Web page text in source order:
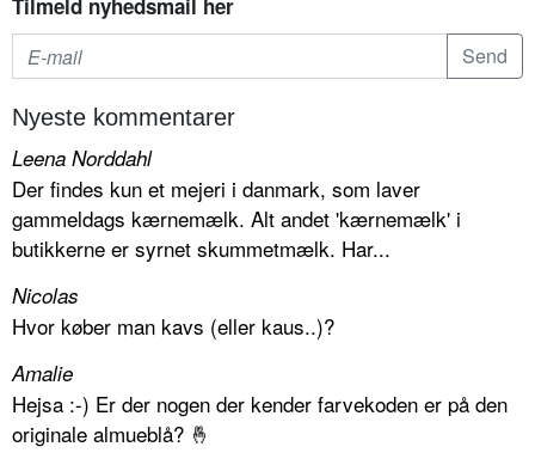
Tilmeld nyhedsmail her
Nyeste kommentarer
Leena Norddahl
Der findes kun et mejeri i danmark, som laver
gammeldags kærnemælk. Alt andet 'kærnemælk' i
butikkerne er syrnet skummetmælk. Har...
Nicolas
Hvor køber man kavs (eller kaus..)?
Amalie
Hejsa :-) Er der nogen der kender farvekoden er på den
originale almueblå? 🤞